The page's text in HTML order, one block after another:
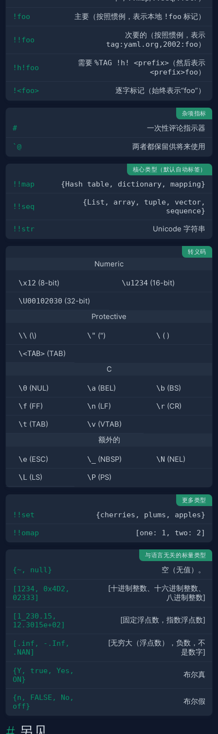
!foo 主要（按照惯例，表示本地 !foo 标记）
!!foo
次要的（按照惯例，表示
tag:yaml.org,2002:foo）
!h!foo
需要 %TAG !h! <prefix> （然后表示
<prefix>foo）
!<foo> 逐字标记（始终表示“foo”）
杂项指标
# 一次性评论指示器
`@ 两者都保留供将来使用
核心类型（默认自动标签）
!!map {Hash table, dictionary, mapping}
!!seq
{List, array, tuple, vector,
sequence}
!!str Unicode 字符串
转义码
Numeric
\x12 (8-bit) \u1234 (16-bit)
\U00102030 (32-bit)
Protective
\\ (\) \" (") \ ( )
\<TAB> (TAB)
C
\0 (NUL) \a (BEL) \b (BS)
\f (FF) \n (LF) \r(CR)
\t (TAB) \v (VTAB)
额外的
\e (ESC) \_ (NBSP) \N (NEL)
\L (LS) \P (PS)
更多类型
!!set {cherries, plums, apples}
!!omap [one: 1, two: 2]
与语言无关的标量类型
{~, null} 空（无值）。
[1234, 0x4D2,
02333]
[十进制整数、十六进制整数、
八进制整数]
[1_230.15,
12.3015e+02]
[固定浮点数，指数浮点数]
[.inf, -.Inf,
.NAN]
[无穷大（浮点数），负数，不
是数字]
{Y, true, Yes,
ON}
布尔真
{n, FALSE, No,
off}
布尔假